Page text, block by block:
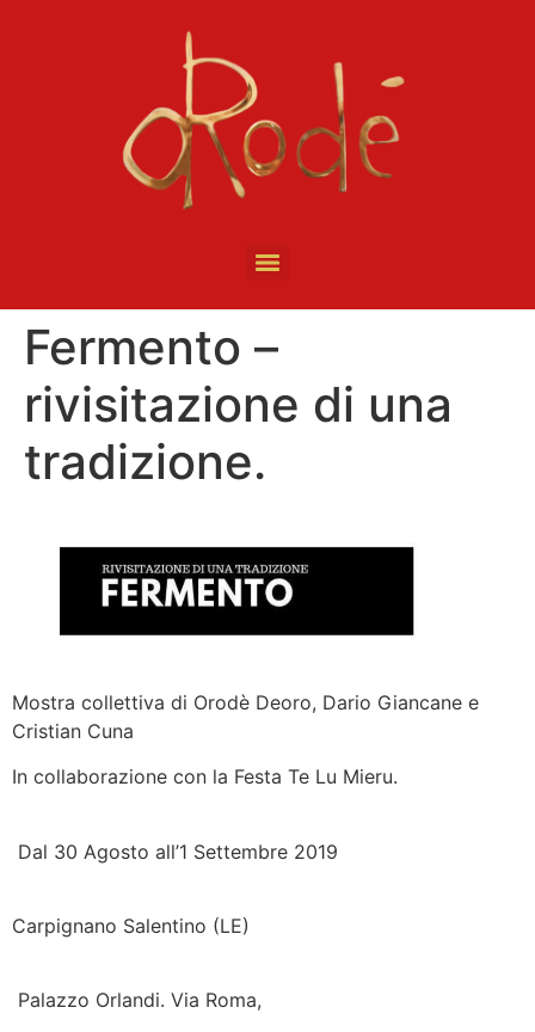
Fermento –
rivisitazione di una
tradizione.
Mostra collettiva di Orodè Deoro, Dario Giancane e
Cristian Cuna
In collaborazione con la Festa Te Lu Mieru.
Dal 30 Agosto all’1 Settembre 2019
Carpignano Salentino (LE)
Palazzo Orlandi. Via Roma,